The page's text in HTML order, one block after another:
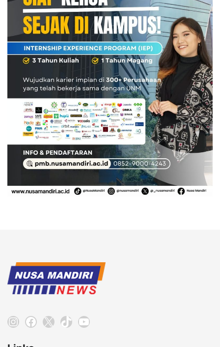
Instagram
Facebook
X TikTokYouTube